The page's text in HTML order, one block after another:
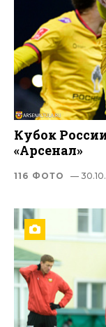
Кубок
«Арсенал»
116 ФОТО —